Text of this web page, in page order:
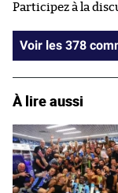
Participez à la
Voir les
À lire aussi